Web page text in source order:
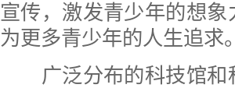
宣传，激发青少年的想
为更多青少年的人生追求。
广泛分布的科技馆和